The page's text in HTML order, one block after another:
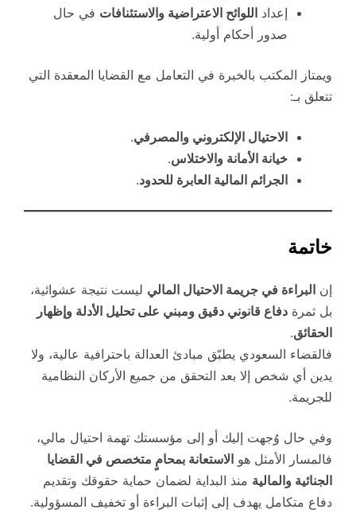
إعداد اللوائح الاعتراضية والاستئنافات في حال
صدور أحكام أولية.
ويمتاز المكتب بالخبرة في التعامل مع القضايا المعقدة التي
تتعلق بـ:
الاحتيال الإلكتروني والمصرفي.
خيانة الأمانة والاختلاس.
الجرائم المالية العابرة للحدود.
خاتمة
إن البراءة في جريمة الاحتيال المالي ليست نتيجة عشوائية،
بل ثمرة دفاع قانوني دقيق ومبني على تحليل الأدلة وإظهار
الحقائق.
فالقضاء السعودي يطبّق مبادئ العدالة باحترافية عالية، ولا
يدين أي شخص إلا بعد التحقق من جميع الأركان النظامية
للجريمة.
وفي حال وُجهت إليك أو إلى مؤسستك تهمة احتيال مالي،
فالمسار الأمثل هو الاستعانة بمحامٍ متخصص في القضايا
الجنائية والمالية منذ البداية لضمان حماية حقوقك وتقديم
دفاع متكامل يهدف إلى إثبات البراءة أو تخفيف المسؤولية.